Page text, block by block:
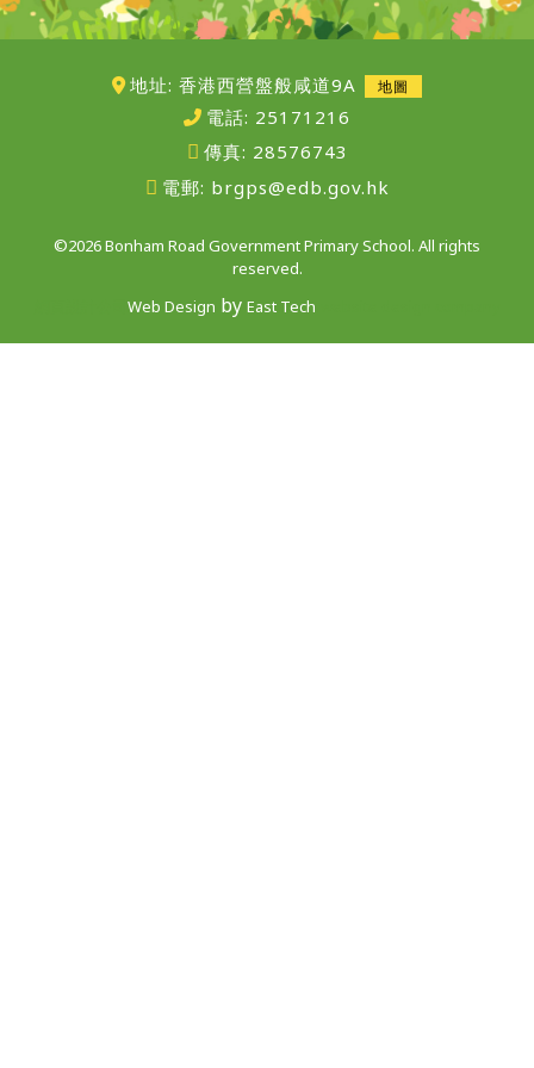
地址: 香港西營盤般咸道9A 地圖
電話: 25171216
傳真: 28576743
電郵: brgps@edb.gov.hk
©2026 Bonham Road Government Primary School. All rights
reserved.
Web Design by East Tech